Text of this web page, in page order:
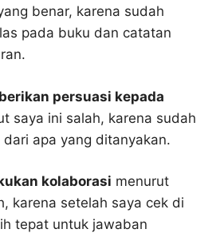
benar, karena sudah
pada buku dan catatan
persuasi kepada
saya ini salah, karena sudah
apa yang ditanyakan.
kolaborasi menurut
karena setelah saya cek di
tepat untuk jawaban